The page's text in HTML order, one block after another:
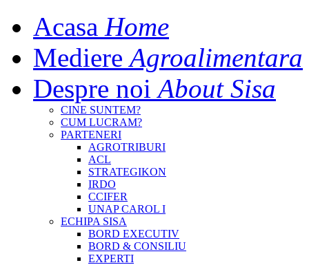
Acasa Home
MediereAgroalimentara
Despre noiAbout Sisa
CINE SUNTEM?
CUM LUCRAM?
PARTENERI
AGROTRIBURI
ACL
STRATEGIKON
IRDO
CCIFER
UNAP CAROL I
ECHIPA SISA
BORD EXECUTIV
BORD & CONSILIU
EXPERTI